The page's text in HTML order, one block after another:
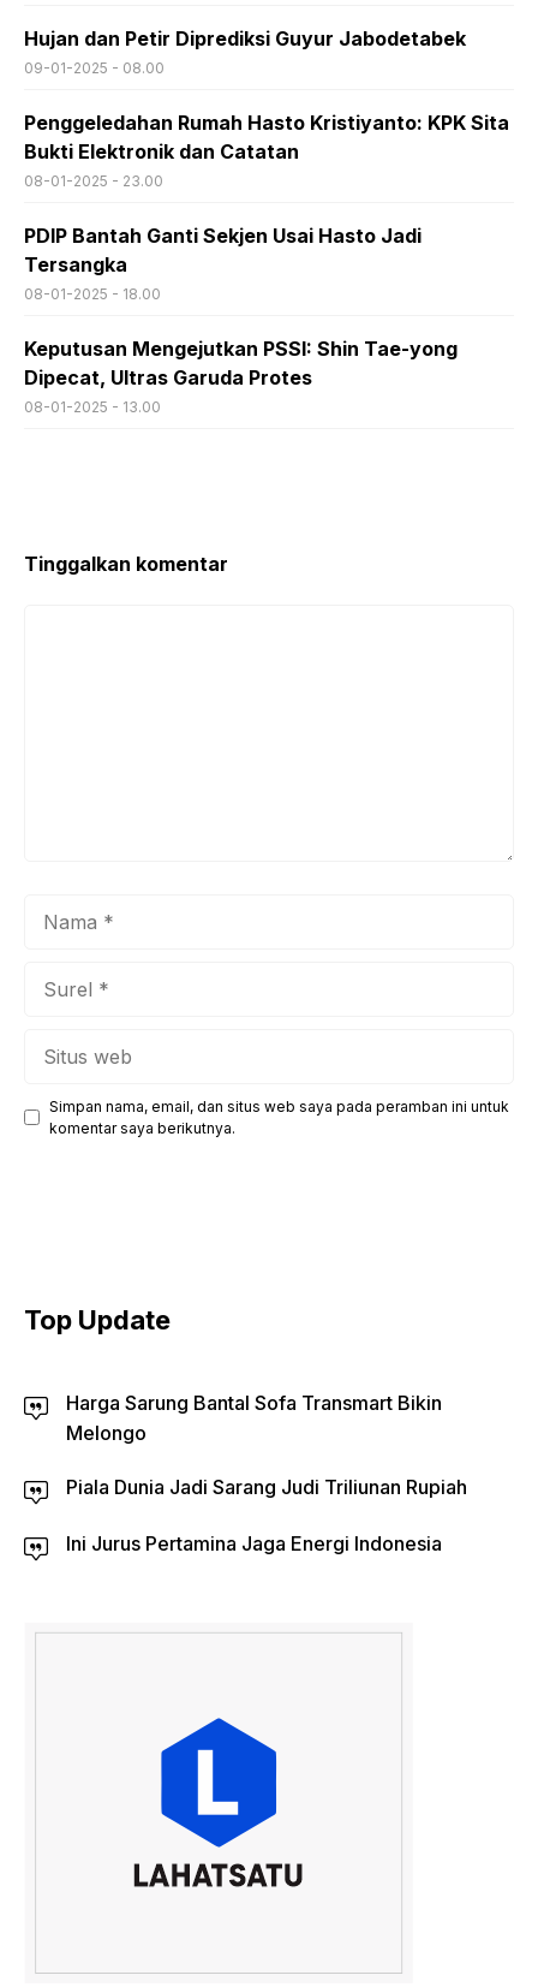
Hujan dan Petir Diprediksi Guyur Jabodetabek
09-01-2025 - 08.00
Penggeledahan Rumah Hasto Kristiyanto: KPK Sita
Bukti Elektronik dan Catatan
08-01-2025 - 23.00
PDIP Bantah Ganti Sekjen Usai Hasto Jadi
Tersangka
08-01-2025 - 18.00
Keputusan Mengejutkan PSSI: Shin Tae-yong
Dipecat, Ultras Garuda Protes
08-01-2025 - 13.00
Tinggalkan komentar
Simpan nama, email, dan situs web saya pada peramban ini untuk
komentar saya berikutnya.
Top Update
Harga Sarung Bantal Sofa Transmart Bikin
Melongo
Piala Dunia Jadi Sarang Judi Triliunan Rupiah
Ini Jurus Pertamina Jaga Energi Indonesia